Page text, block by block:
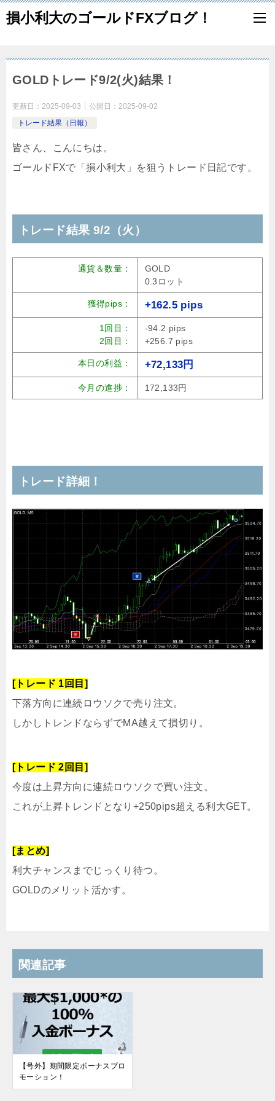
損小利大のゴールドFXブログ！
GOLDトレード9/2(火)結果！
更新日： 2025-09-03 公開日： 2025-09-02
トレード結果（日報）
皆さん、こんにちは。
ゴールドFXで「損小利大」を狙うトレード日記です。
トレード結果 9/2（火）
通貨＆数量：
GOLD
0.3ロット
獲得pips： +162.5 pips
1回目：
2回目：
-94.2 pips
+256.7 pips
本日の利益： +72,133円
今月の進捗： 172,133円
トレード詳細！
[トレード 1回目]
下落方向に連続ロウソクで売り注文。
しかしトレンドならずでMA越えて損切り。
[トレード 2回目]
今度は上昇方向に連続ロウソクで買い注文。
これが上昇トレンドとなり+250pips超える利大GET。
[まとめ]
利大チャンスまでじっくり待つ。
GOLDのメリット活かす。
関連記事
【号外】期間限定ボーナスプロ
モーション！